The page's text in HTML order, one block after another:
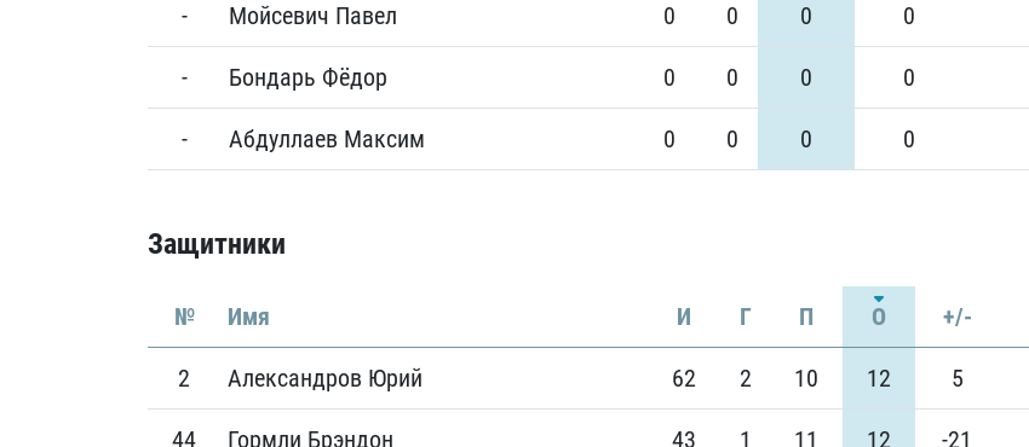
- Мойсевич Павел 0 0 0 0
- Бондарь Фёдор 0 0 0 0
- Абдуллаев Максим 0 0 0 0
Защитники
№ Имя И Г П О +/-
2 Александров Юрий 62 2 10 12 5
44 Гормли Брэндон 43 1 11 12 -21